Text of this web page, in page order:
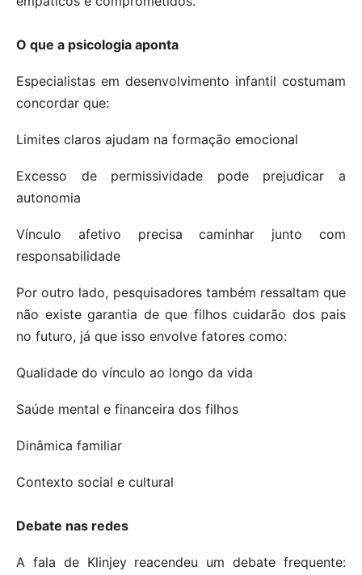
O que a psicologia aponta
Especialistas em desenvolvimento infantil costumam
concordar que:
Limites claros ajudam na formação emocional
Excesso de permissividade pode prejudicar a
autonomia
Vínculo afetivo precisa caminhar junto com
responsabilidade
Por outro lado, pesquisadores também ressaltam que
não existe garantia de que filhos cuidarão dos pais
no futuro, já que isso envolve fatores como:
Qualidade do vínculo ao longo da vida
Saúde mental e financeira dos filhos
Dinâmica familiar
Contexto social e cultural
Debate nas redes
A fala de Klinjey reacendeu um debate frequente: